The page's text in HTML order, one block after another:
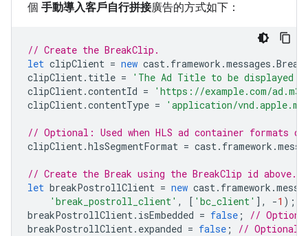
個 手動導入客戶自行拼接廣告的方式如下：
// Create the BreakClip.
let clipClient = new cast. framework .messages .
clipClient. title =
'The Ad Title to be displayed
clipClient.contentId =
'https://example.com/
clipClient.contentType = 'application/
// Optional: Used when HLS ad container formats
clipClient.hlsSegmentFormat = cast. framework .
// Create the Break using the BreakClip id above.
let breakPostrollClient = new cast. framework .
'break_postroll_client' , [ 'bc_client' ], -1 );
breakPostrollClient. isEmbedded = false ;
//
breakPostrollClient. expanded = false ; //